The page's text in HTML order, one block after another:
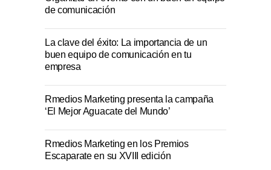
de comunicación
La clave del éxito: La importancia de un
buen equipo de comunicación en tu
empresa
Rmedios Marketing presenta la campaña
‘El Mejor Aguacate del Mundo’
Rmedios Marketing en los Premios
Escaparate en su XVIII edición